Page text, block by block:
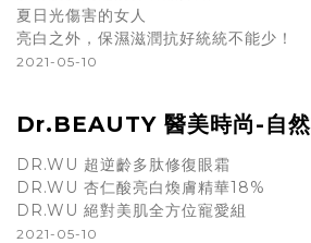
夏日光傷害的女人
亮白之外，保濕滋潤抗好統統不能少！
2021-05-10
Dr.BEAUTY 醫美時尚-自
DR.WU 超逆齡多肽修復眼霜
DR.WU 杏仁酸亮白煥膚精華18%
DR.WU 絕對美肌全方位寵愛組
2021-05-10